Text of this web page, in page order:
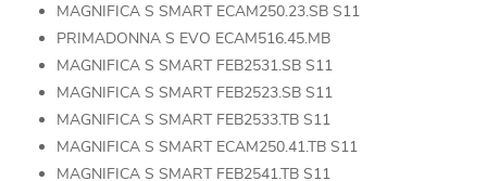
MAGNIFICA S SMART ECAM250.23.SB S11
PRIMADONNA S EVO ECAM516.45.MB
MAGNIFICA S SMART FEB2531.SB S11
MAGNIFICA S SMART FEB2523.SB S11
MAGNIFICA S SMART FEB2533.TB S11
MAGNIFICA S SMART ECAM250.41.TB S11
MAGNIFICA S SMART FEB2541.TB S11